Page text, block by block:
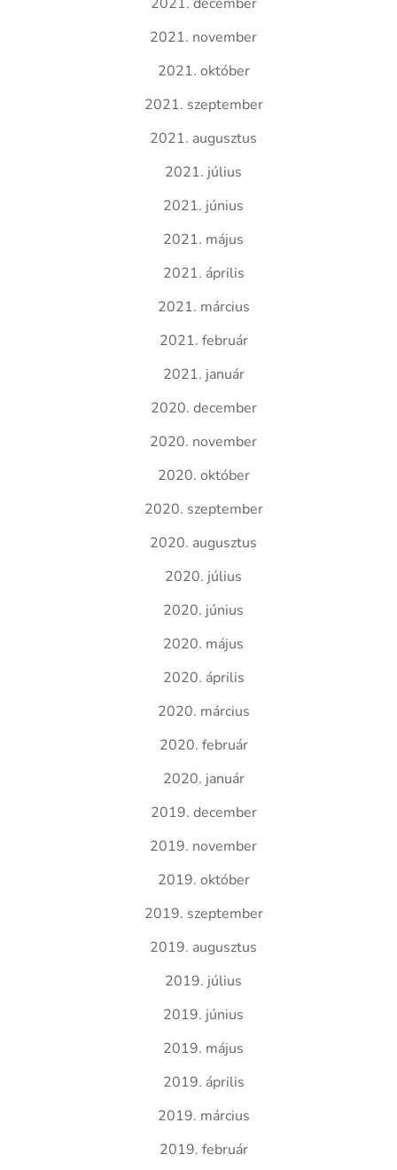
2021. november
2021. október
2021. szeptember
2021. augusztus
2021. július
2021. június
2021. május
2021. április
2021. március
2021. február
2021. január
2020. december
2020. november
2020. október
2020. szeptember
2020. augusztus
2020. július
2020. június
2020. május
2020. április
2020. március
2020. február
2020. január
2019. december
2019. november
2019. október
2019. szeptember
2019. augusztus
2019. július
2019. június
2019. május
2019. április
2019. március
2019. február